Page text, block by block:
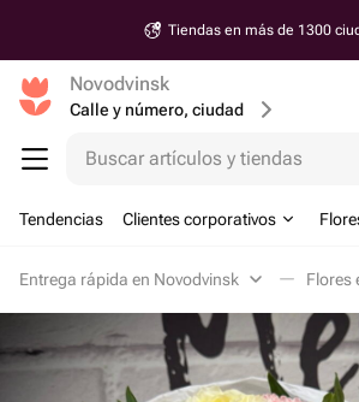
Tiendas en más de 1300
Novodvinsk
Calle y número, ciudad
Buscar artículos y tiendas
Tendencias Clientes corporativos
Entrega rápida en Novodvinsk Flores